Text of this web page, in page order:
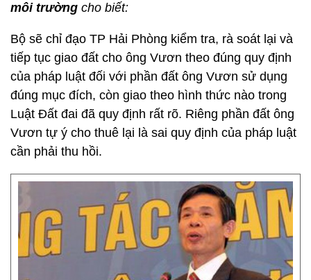
môi trường cho biết:
Bộ sẽ chỉ đạo TP Hải Phòng kiểm tra, rà soát lại và
tiếp tục giao đất cho ông Vươn theo đúng quy định
của pháp luật đối với phần đất ông Vươn sử dụng
đúng mục đích, còn giao theo hình thức nào trong
Luật Đất đai đã quy định rất rõ. Riêng phần đất ông
Vươn tự ý cho thuê lại là sai quy định của pháp luật
cần phải thu hồi.